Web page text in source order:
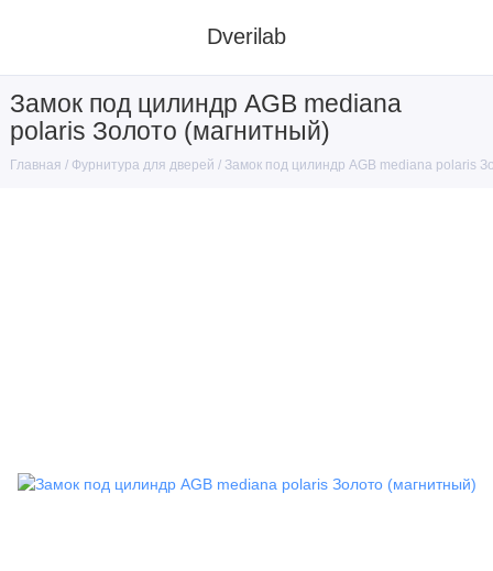
Dverilab
Замок под цилиндр AGB mediana
polaris Золото (магнитный)
Главная Фурнитура для дверей Замок под цилиндр AGB mediana polaris